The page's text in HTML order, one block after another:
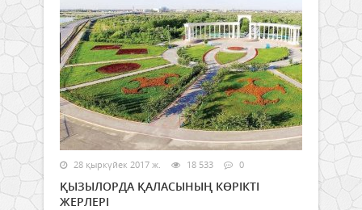
28 қыркүйек 2017 ж. 18 533 0
ҚЫЗЫЛОРДА ҚАЛАСЫНЫҢ КӨРІКТІ
ЖЕРЛЕРІ